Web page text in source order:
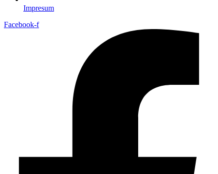
Impresum
Facebook-f